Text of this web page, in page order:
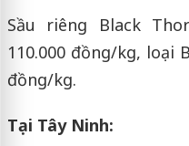
Sầu riêng Black
110.000 đồng/kg, loại
đồng/kg.
Tại Tây Ninh: